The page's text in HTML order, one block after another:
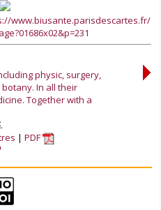
www.biusante.parisdescartes.fr/
physic, surgery,
In all their
Together with a
PDF